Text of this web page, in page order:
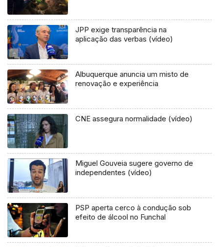
JPP exige transparência na
aplicação das verbas (vídeo)
Albuquerque anuncia um misto de
renovação e experiência
CNE assegura normalidade (vídeo)
Miguel Gouveia sugere governo de
independentes (vídeo)
PSP aperta cerco à condução sob
efeito de álcool no Funchal